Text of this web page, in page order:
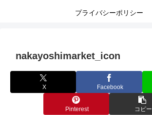
プライバシーポリシー
nakayoshimarket_icon
X Facebook
Pinterest コピー